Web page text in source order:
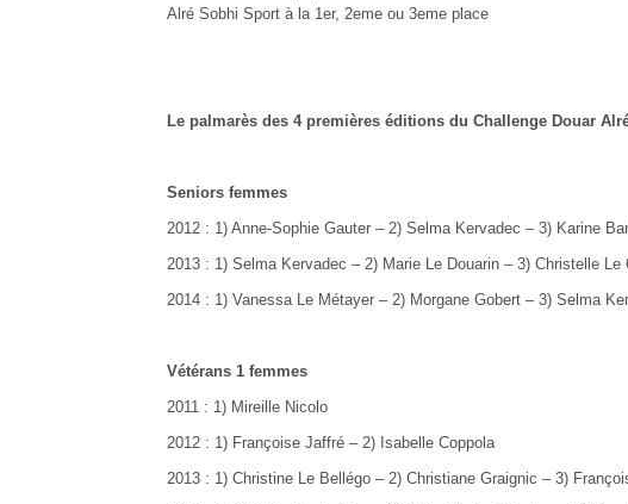
Alré Sobhi Sport à la 1er, 2eme ou 3eme place
Le palmarès des 4 premières éditions du Challenge Douar
Seniors femmes
2012 : 1) Anne-Sophie Gauter – 2) Selma Kervadec – 3) Karine
2013 : 1) Selma Kervadec–2) Marie Le Douarin–3) Christelle Le
2014 : 1) Vanessa Le Métayer – 2) Morgane Gobert – 3) Selma
Vétérans 1 femmes
2011 : 1) Mireille Nicolo
2012 : 1) Françoise Jaffré – 2) Isabelle Coppola
2013 : 1) Christine Le Bellégo–2) Christiane Graignic–3)